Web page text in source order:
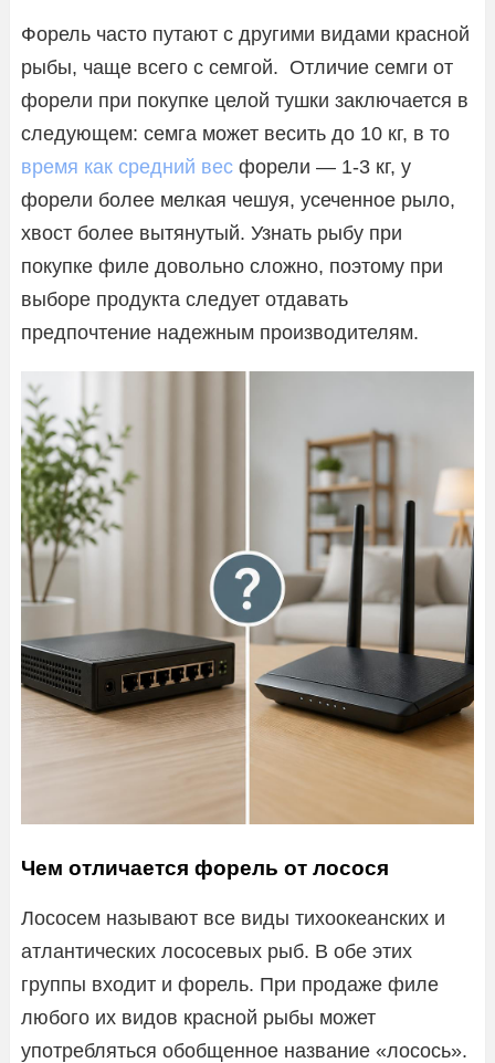
Форель часто путают с другими видами красной
рыбы, чаще всего с семгой. Отличие семги от
форели при покупке целой тушки заключается в
следующем: семга может весить до 10 кг, в то
время как средний вес форели — 1-3 кг, у
форели более мелкая чешуя, усеченное рыло,
хвост более вытянутый. Узнать рыбу при
покупке филе довольно сложно, поэтому при
выборе продукта следует отдавать
предпочтение надежным производителям.
Чем отличается форель от лосося
Лососем называют все виды тихоокеанских и
атлантических лососевых рыб. В обе этих
группы входит и форель. При продаже филе
любого их видов красной рыбы может
употребляться обобщенное название «лосось».